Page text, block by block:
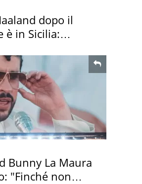
dopo il
è in Sicilia:
Bunny La Maura
"Finché non